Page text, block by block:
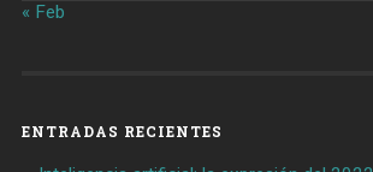
« Feb
ENTRADAS RECIENTES